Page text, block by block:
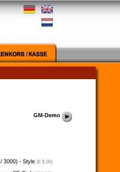
GM-Demo
3000) - Style (€ 8,00)